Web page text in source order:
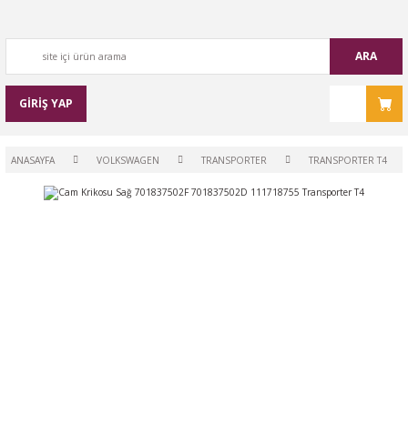
ARA
GİRİŞ YAP
ANASAYFA VOLKSWAGEN TRANSPORTER TRANSPORTER T4